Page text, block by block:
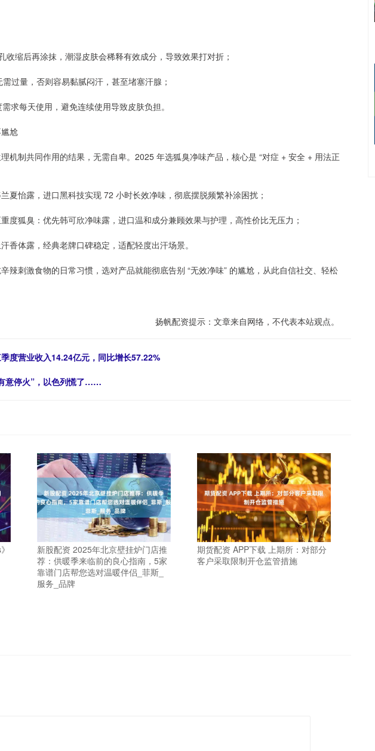
缩后再涂抹，潮湿皮肤会稀释有效成分，导致效果打对折；
过量，否则容易黏腻闷汗，甚至堵塞汗腺；
求每天使用，避免连续使用导致皮肤负担。
尬
机制共同作用的结果，无需自卑。2025 年选狐臭净味产品，核心是 “对症 + 安全 + 用法正
夏怡露，进口黑科技实现 72 小时长效净味，彻底摆脱频繁补涂困扰；
度狐臭：优先韩可欣净味露，进口温和成分兼顾效果与护理，高性价比无压力；
香体露，经典老牌口碑稳定，适配轻度出汗场景。
辣刺激食物的日常习惯，选对产品就能彻底告别 “无效净味” 的尴尬，从此自信社交、轻松
扬帆配资提示：文章来自网络，不代表本站观点。
度营业收入14.24亿元，同比增长57.22%
意停火”，以色列慌了……
新股配资 2025年北京壁挂炉门店推
荐：供暖季来临前的良心指南，5家
靠谱门店帮您选对温暖伴侣_菲斯_
服务_品牌
期货配资 APP下载 上期所：对部分
客户采取限制开仓监管措施